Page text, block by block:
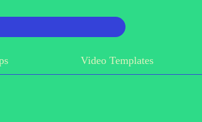
Video Templates